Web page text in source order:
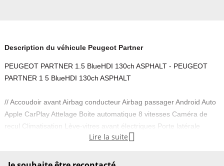
Description du véhicule Peugeot Partner
PEUGEOT PARTNER 1.5 BlueHDI 130ch ASPHALT - PEUGEOT
PARTNER 1 5 BlueHDI 130ch ASPHALT
// Accoudoir avant Airbag conducteur Airbag passager Android Auto
Apple CarPlay Attelage Boite automatique 8 vitesses Caméra de
recul Climatisation Lève-vitres avant électriques Porte latérale
droite coulissante Radar de stationnement arrière Radar de
réglable électriquement Rétroviseur passager réglable
Lire la suite 